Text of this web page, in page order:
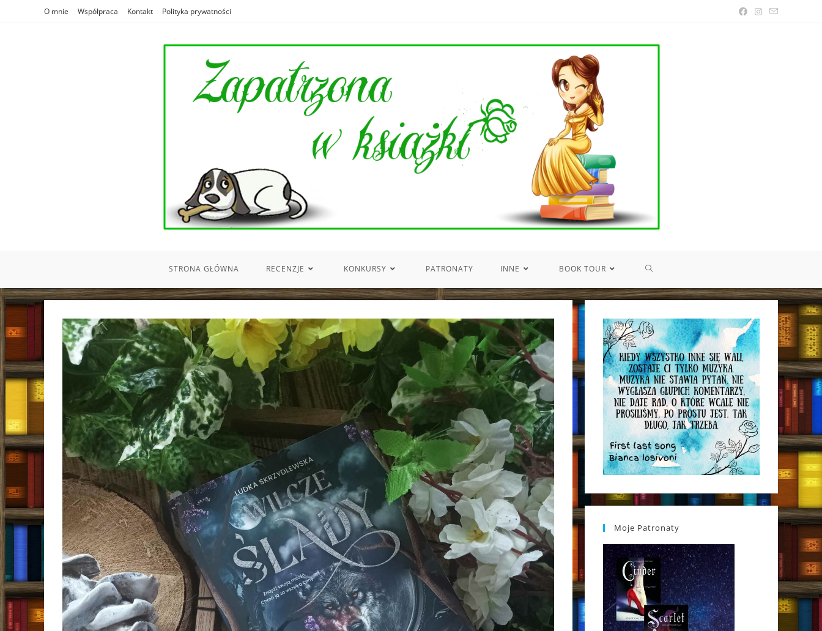
O mnie Współpraca Kontakt Polityka prywatności
STRONA GŁÓWNA RECENZJE KONKURSY PATRONATY INNE BOOK TOUR TOGGLE
SEARCH
Moje Patronaty